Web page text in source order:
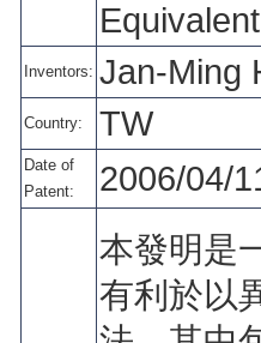
Inventors: Jan-Ming
Country: TW
Date of
Patent:
2006/04/
本發明是
有利於以